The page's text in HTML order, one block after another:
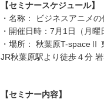
【セミナースケジュール】
・名称： ビジネスアニメ
・開催日時：7月1日（月
・場所： 秋葉原T-spaceⅡ
JR秋葉原駅より徒歩４分
【セミナー内容】